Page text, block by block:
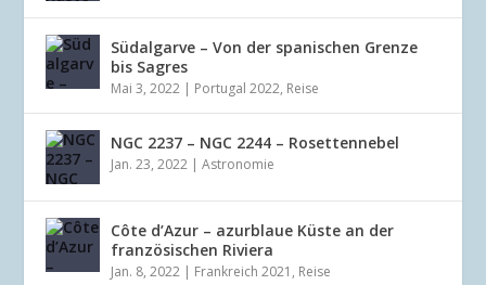
Südalgarve – Von der spanischen Grenze
bis Sagres
Mai 3, 2022 | Portugal 2022, Reise
NGC 2237 – NGC 2244 – Rosettennebel
Jan. 23, 2022 |Astronomie
Côte d’Azur – azurblaue Küste an der
französischen Riviera
Jan. 8, 2022 | Frankreich 2021 , Reise